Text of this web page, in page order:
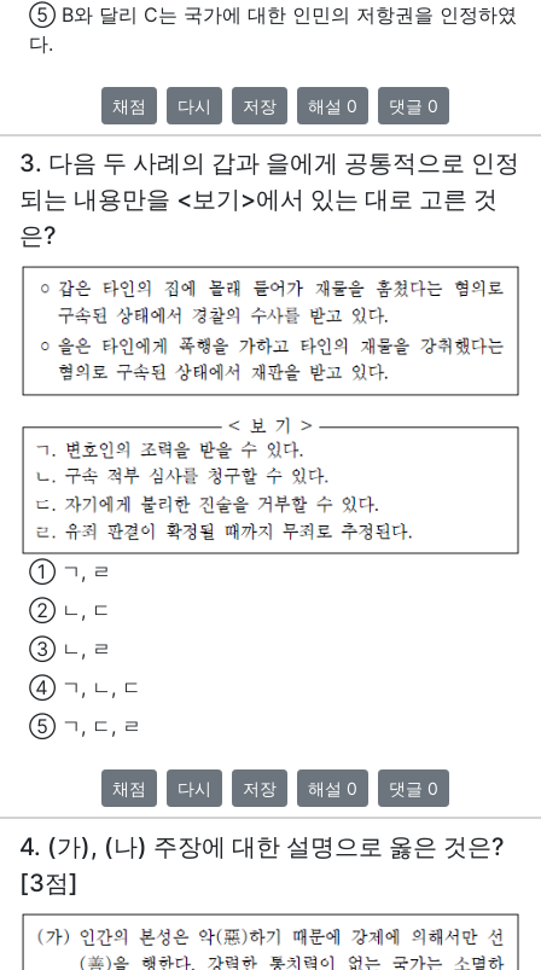
⑤ B와 달리 C는 국가에 대한 인민의 저항권을 인정하였
다.
채점 다시 저장 해설 0 댓글 0
3. 다음 두 사례의 갑과 을에게 공통적으로 인정
되는 내용만을 <보기>에서 있는 대로 고른 것
은?
① ㄱ, ㄹ
② ㄴ, ㄷ
③ ㄴ, ㄹ
④ ㄱ, ㄴ, ㄷ
⑤ ㄱ, ㄷ, ㄹ
채점 다시 저장 해설 0 댓글 0
4. (가), (나) 주장에 대한 설명으로 옳은 것은?
[3점]